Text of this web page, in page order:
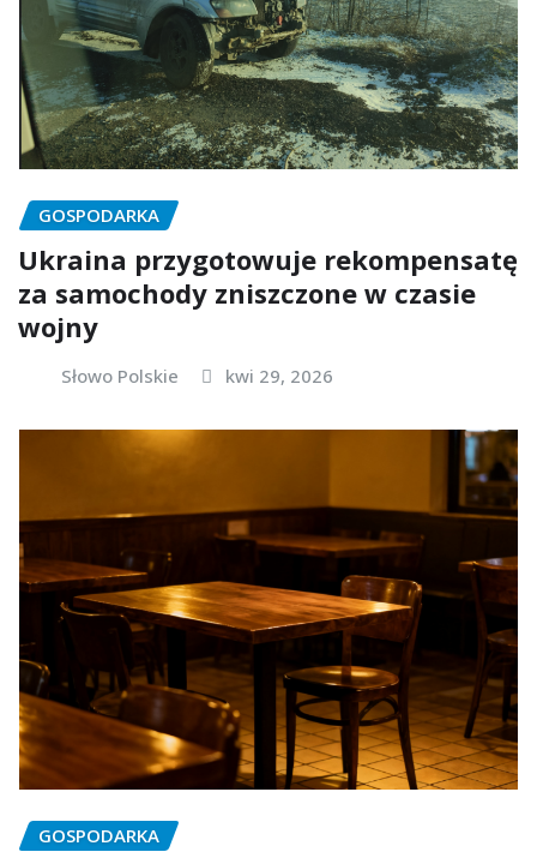
GOSPODARKA
Ukraina przygotowuje rekompensatę
za samochody zniszczone w czasie
wojny
Słowo Polskie kwi 29, 2026
GOSPODARKA